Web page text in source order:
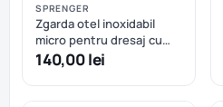
SPRENGER
Zgarda otel inoxidabil
micro pentru dresaj cu
eliberare rapida Hermann
Sprenger - 40 cm
140,00 lei